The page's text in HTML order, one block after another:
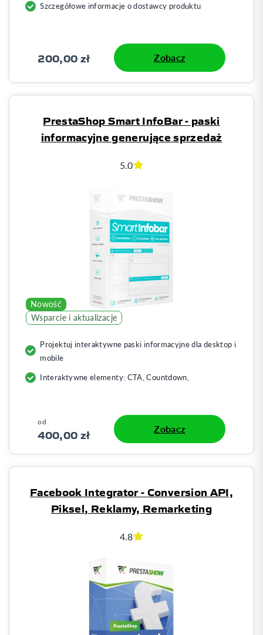
Szczegółowe informacje o dostawcy produktu
200,00 zł Zobacz
PrestaShop Smart InfoBar - paski
informacyjne generujące sprzedaż
5.0
Wsparcie i aktualizacje
Nowość
Projektuj interaktywne paski informacyjne dla desktop i
mobile
Interaktywne elementy: CTA, Countdown,
od
400,00 zł Zobacz
Facebook Integrator - Conversion API,
Piksel, Reklamy, Remarketing
4.8